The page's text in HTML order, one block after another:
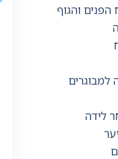
הפנים והגוף
למבוגרים
לידה